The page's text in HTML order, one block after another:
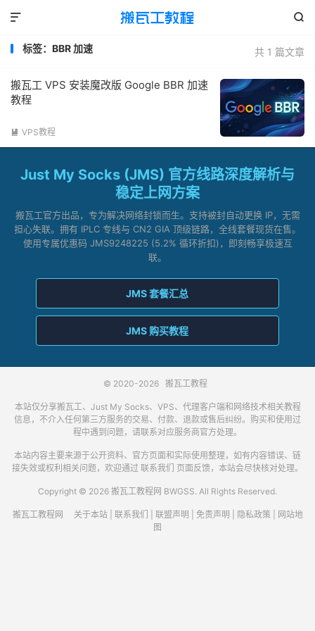


共 1 篇文章
标签：BBR 加速
搬瓦工 VPS 安装魔改版 Google BBR 加速
教程
 VPS教程
Just My Socks (JMS) 官方线路深度解析与
稳定上网方案
搬瓦工官方出品，专为解决网络封锁而生。支持被封自动更换 IP，无需
担心失联。拥有 IPLC 专线与 CN2 GIA 顶级链路，全线套餐现货在售。
使用专属优惠码 JMS9248225 (5.2% 循环折扣)，即刻畅享极速互
联。
JMS 套餐汇总
JMS 购买教程
© 2020-2026 搬瓦工教程
本站仅分享搬瓦工、Just My Socks、VPS、代理客户端和网络技术相关教程
信息，不介入任何第三方服务的交易、付款、退款或售后纠纷。购买和使用过
程中遇到问题，请联系对应服务商官方处理。
本站内容主要来源于公开资料、官方页面和实际使用整理，如有内容错误、链
接失效或权利相关问题，欢迎通过 联系我们 页面反馈，本站会尽快核对处理。
Copyright © 2026 搬瓦工教程网 BWGSS. All Rights Reserved.
搬瓦工教程网 关于本站| 联系我们 联盟声明 免责声明 隐私政策
网站地
图